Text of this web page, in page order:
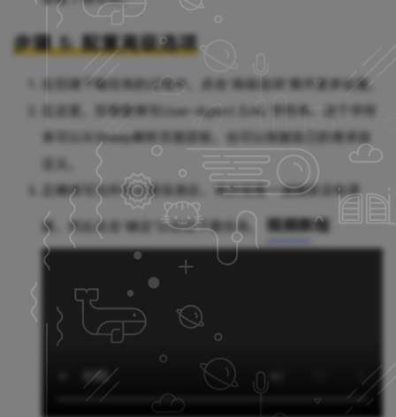
步骤 5: 配置高级选项
在创建下载任务的过程中，点击“高级选项”展开更多设置。
在这里，您需要填写User-Agent (UA) 字符串。这个字符
串可以从Sheep解析页面获取，也可以根据自己的需求自
正确填写完所有必要信息后，再次检查一遍确保没有遗
漏，然后点击“确定”以启动下载任务。 视频教程